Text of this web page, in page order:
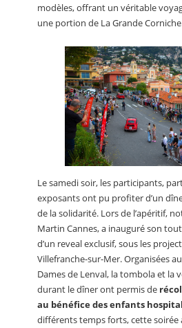
modèles, offrant un véritable
une portion de La Grande
Le samedi soir, les participants,
exposants ont pu profiter d’un
de la solidarité. Lors de l’apéritif,
Martin Cannes, a inauguré son
d’un reveal exclusif, sous les
Villefranche-sur-Mer. Organisées
Dames de Lenval, la tombola et la
durant le dîner ont permis de
au bénéfice des enfants
différents temps forts, cette soirée